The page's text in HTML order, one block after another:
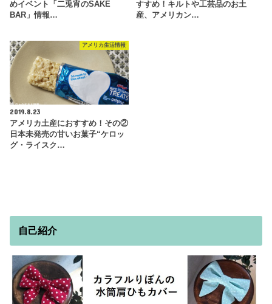
めイベント「二兎宵のSAKE
BAR」情報…
すすめ！キルトや工芸品のお土
産、アメリカン…
アメリカ生活情報
2019.8.23
アメリカ土産におすすめ！その②
日本未発売の甘いお菓子“ケロッ
グ・ライスク…
自己紹介